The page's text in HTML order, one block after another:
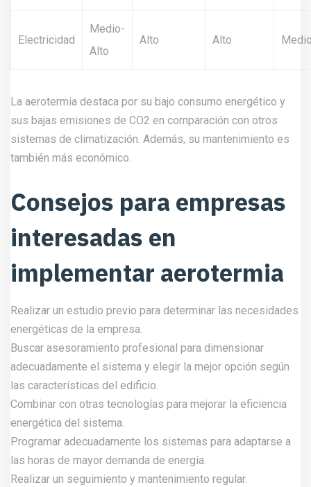
Electricidad
Medio-
Alto
Alto Alto
La aerotermia destaca por su bajo consumo energético y
sus bajas emisiones de CO2 en comparación con otros
sistemas de climatización. Además, su mantenimiento es
también más económico.
Consejos para empresas
interesadas en
implementar aerotermia
Realizar un estudio previo para determinar las necesidades
energéticas de la empresa.
Buscar asesoramiento profesional para dimensionar
adecuadamente el sistema y elegir la mejor opción según
las características del edificio.
Combinar con otras tecnologías para mejorar la eficiencia
energética del sistema.
Programar adecuadamente los sistemas para adaptarse a
las horas de mayor demanda de energía.
Realizar un seguimiento y mantenimiento regular.